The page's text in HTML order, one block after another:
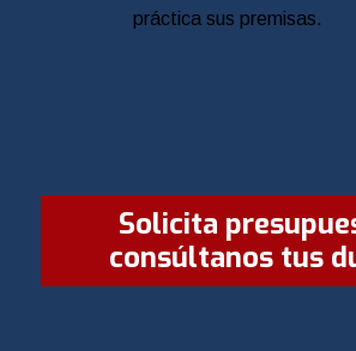
práctica sus premisas.
Solicita
consúltanos tus